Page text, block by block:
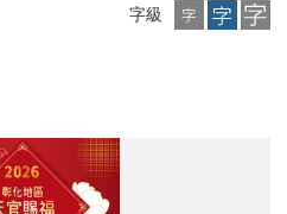
字級
小
字
中
字
大
字